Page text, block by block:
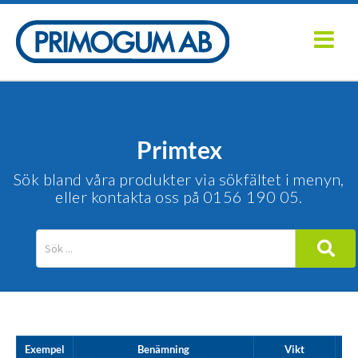
innehållet
Primtex
Sök bland våra produkter via sökfältet i menyn,
eller kontakta oss på 0156 190 05.
Exempel Benämning Vikt